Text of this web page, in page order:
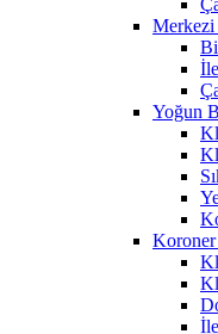
Merkezi
Yoğun